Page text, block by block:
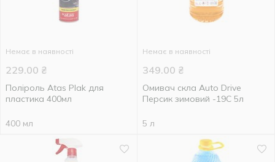
Немає в наявності
229.00 ₴
Поліроль Atas Plak для
пластика 400мл
400 мл
Немає в наявності
349.00 ₴
Омивач скла Auto Drive
Персик зимовий -19С 5л
5 л